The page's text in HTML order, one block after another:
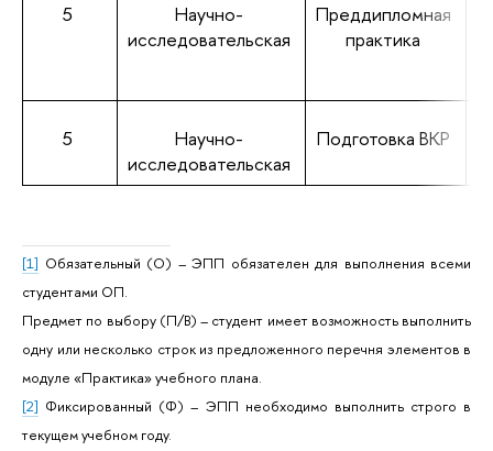
5
Научно-
исследовательская
Преддипломная
практика
5
Научно-
исследовательская
Подготовка ВКР
[1] Обязательный (О) – ЭПП обязателен для выполнения всеми
студентами ОП.
Предмет по выбору (П/В) – студент имеет возможность выполнить
одну или несколько строк из предложенного перечня элементов в
модуле «Практика» учебного плана.
[2] Фиксированный (Ф) – ЭПП необходимо выполнить строго в
текущем учебном году.